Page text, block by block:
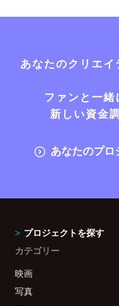
あなたのクリエ
ファンと一
新しい資金
あなたのプ
プロジェクトを探す
カテゴリー
映画
写真